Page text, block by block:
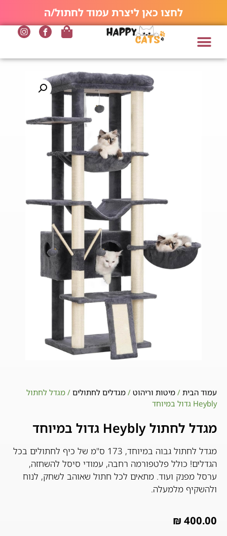
לחצו כאן ליצרת עמוד לחתול/ה
עמוד הבית / מיטות וריהוט / מגדלים לחתולים / מגדל לחתול
Heybly גדול במיוחד
מגדל לחתול Heybly גדול במיוחד
מגדל לחתול גבוה במיוחד, 173 ס"מ של כיף לחתולים בכל
הגדלים! כולל פלטפורמה רחבה, עמודי סיסל להשחזה,
ערסל מפנק ועוד. מתאים לכל חתול שאוהב לשחק, לנוח
ולהשקיף מלמעלה.
₪ 400.00